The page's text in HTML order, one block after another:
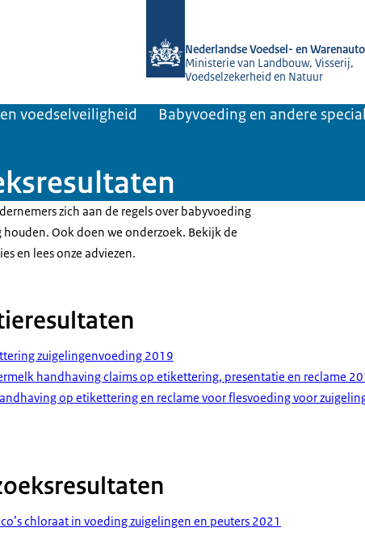
Nederlandse Voedsel- en
Ministerie van Landbouw, Visserij,
Voedselzekerheid en Natuur
voedselveiligheid Babyvoeding en andere
zich aan de regels over babyvoeding
Ook doen we onderzoek. Bekijk de
en lees onze adviezen.
zuigelingenvoeding 2019
handhaving claims op etikettering, presentatie en reclame
op etikettering en reclame voor flesvoeding voor
chloraat in voeding zuigelingen en peuters 2021